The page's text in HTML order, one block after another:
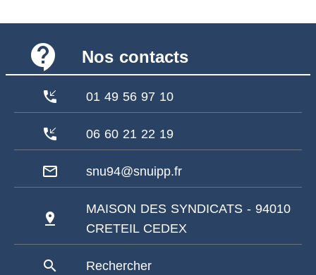
contact_support Nos contacts
phone_callback 01 49 56 97 10
phone_callback 06 60 21 22 19
mail_outline snu94@snuipp.fr
pin_drop
MAISON DES SYNDICATS - 94010
CRETEIL CEDEX
search Rechercher